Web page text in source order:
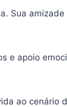
Sua
e apoio
ao cenário